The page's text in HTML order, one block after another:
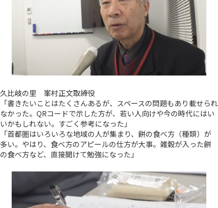
久比岐の里 峯村正文取締役
「書きたいことはたくさんあるが、スペースの問題もあり載せられ
なかった。QRコードで示した方が、若い人向けや今の時代にはい
いかもしれない。すごく参考になった」
「首都圏はいろいろな地域の人が集まり、餅の食べ方（種類）が
多い。やはり、食べ方のアピールの仕方が大事。雑穀が入った餅
の食べ方など、直接聞けて勉強になった」